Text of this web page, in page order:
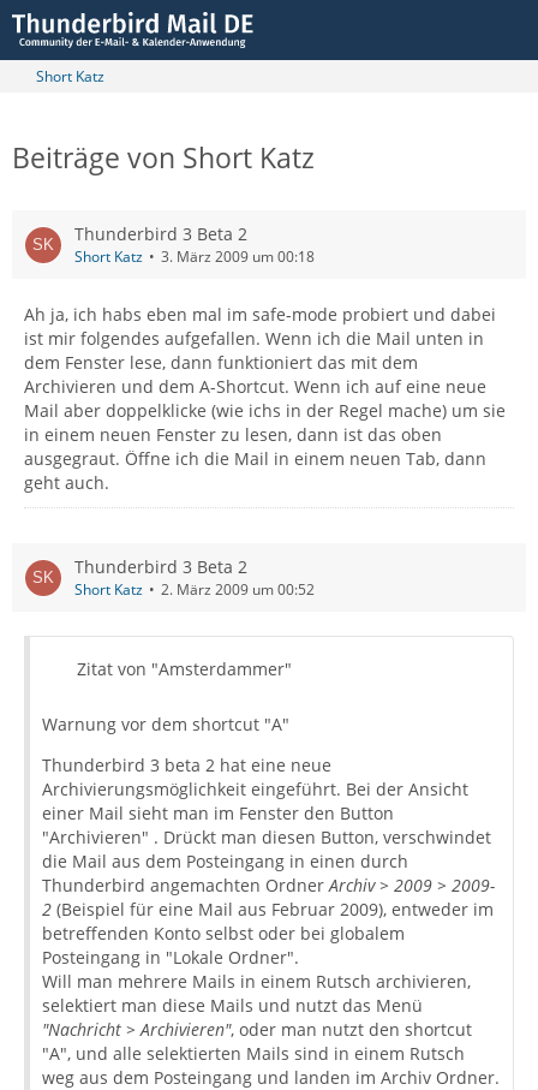
Short Katz
Beiträge von Short Katz
Thunderbird 3 Beta 2
Short Katz 3. März 2009 um 00:18
Ah ja, ich habs eben mal im safe-mode probiert und dabei
ist mir folgendes aufgefallen. Wenn ich die Mail unten in
dem Fenster lese, dann funktioniert das mit dem
Archivieren und dem A-Shortcut. Wenn ich auf eine neue
Mail aber doppelklicke (wie ichs in der Regel mache) um sie
in einem neuen Fenster zu lesen, dann ist das oben
ausgegraut. Öffne ich die Mail in einem neuen Tab, dann
geht auch.
Thunderbird 3 Beta 2
Short Katz 2. März 2009 um 00:52
Zitat von "Amsterdammer"
Warnung vor dem shortcut "A"
Thunderbird 3 beta 2 hat eine neue
Archivierungsmöglichkeit eingeführt. Bei der Ansicht
einer Mail sieht man im Fenster den Button
"Archivieren" . Drückt man diesen Button, verschwindet
die Mail aus dem Posteingang in einen durch
Thunderbird angemachten OrdnerArchiv > 2009 > 2009-
2 (Beispiel für eine Mail aus Februar 2009), entweder im
betreffenden Konto selbst oder bei globalem
Posteingang in "Lokale Ordner".
Will man mehrere Mails in einem Rutsch archivieren,
selektiert man diese Mails und nutzt das Menü
"Nachricht > Archivieren", oder man nutzt den shortcut
"A", und alle selektierten Mails sind in einem Rutsch
weg aus dem Posteingang und landen im Archiv Ordner.